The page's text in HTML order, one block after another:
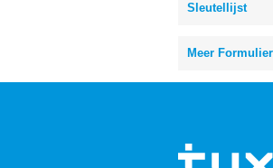
Sleutellijst
Meer